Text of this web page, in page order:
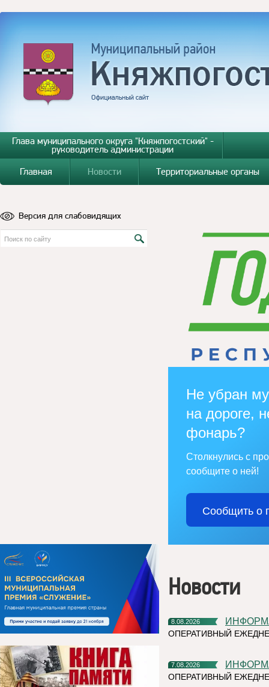
Глава муниципального округа "Княжпогостский" -
руководитель администрации
Главная
Новости Территориальные органы
Версия для слабовидящих
Не убран
на дороге,
фонарь?
Столкнулись с
сообщите о ней!
Сообщить о
Новости
8.08.2026
ОПЕРАТИВНЫЙ
7.08.2026
ОПЕРАТИВНЫЙ